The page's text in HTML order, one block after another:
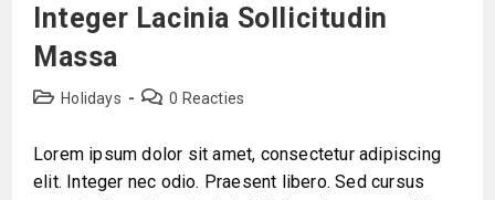
Integer Lacinia Sollicitudin
Massa
Holidays 0 Reacties
Lorem ipsum dolor sit amet, consectetur adipiscing
elit. Integer nec odio. Praesent libero. Sed cursus